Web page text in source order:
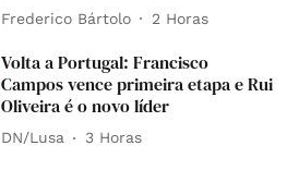
Frederico Bártolo 2 Horas
Volta a Portugal: Francisco
Campos vence primeira etapa e Rui
Oliveira é o novo líder
DN/Lusa 3 Horas